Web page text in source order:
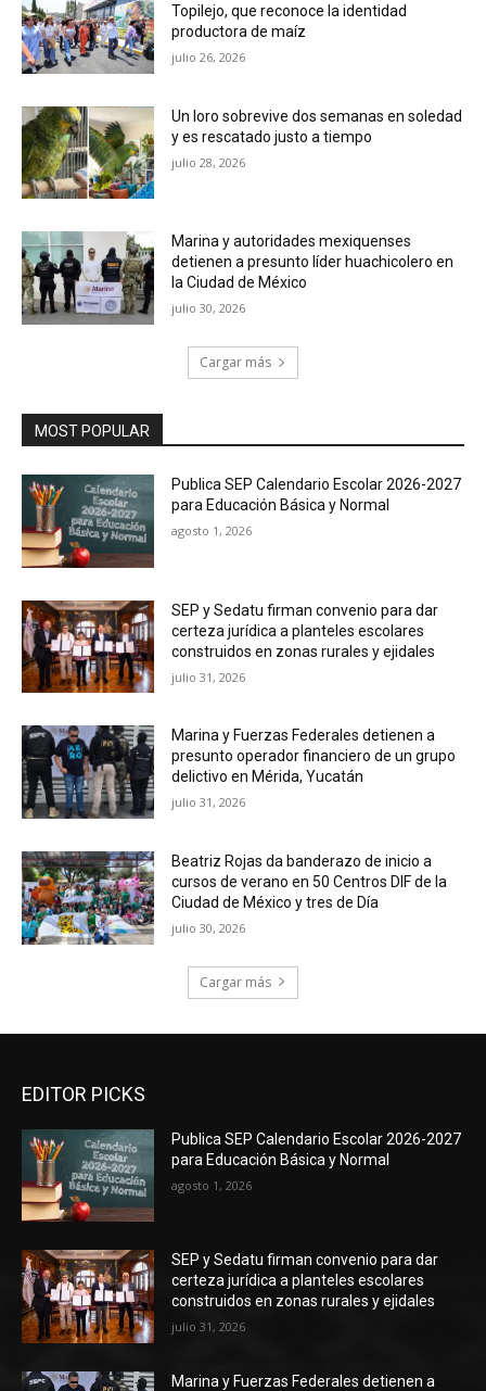
Topilejo, que reconoce la identidad
productora de maíz
julio 26, 2026
Un loro sobrevive dos semanas en soledad
y es rescatado justo a tiempo
julio 28, 2026
Marina y autoridades mexiquenses
detienen a presunto líder huachicolero en
la Ciudad de México
julio 30, 2026
Cargar más
MOST POPULAR
Publica SEP Calendario Escolar 2026-2027
para Educación Básica y Normal
agosto 1, 2026
SEP y Sedatu firman convenio para dar
certeza jurídica a planteles escolares
construidos en zonas rurales y ejidales
julio 31, 2026
Marina y Fuerzas Federales detienen a
presunto operador financiero de un grupo
delictivo en Mérida, Yucatán
julio 31, 2026
Beatriz Rojas da banderazo de inicio a
cursos de verano en 50 Centros DIF de la
Ciudad de México y tres de Día
julio 30, 2026
Cargar más
EDITOR PICKS
Publica SEP Calendario Escolar 2026-2027
para Educación Básica y Normal
agosto 1, 2026
SEP y Sedatu firman convenio para dar
certeza jurídica a planteles escolares
construidos en zonas rurales y ejidales
julio 31, 2026
Marina y Fuerzas Federales detienen a